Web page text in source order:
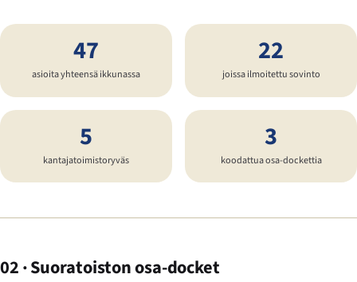
47
asioita yhteensä ikkunassa
22
joissa ilmoitettu sovinto
5
kantajatoimistoryväs
3
koodattua osa-dockettia
02 · Suoratoiston osa-docket